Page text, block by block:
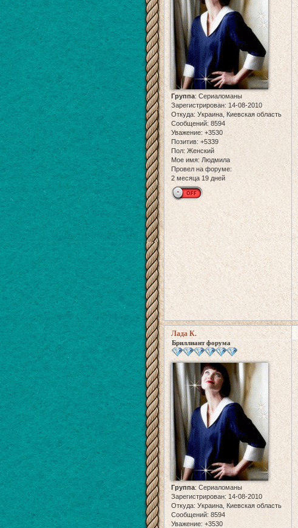
Группа: Сериаломаны
Зарегистрирован: 14-08-2010
Откуда: Украина, Киевская область
Сообщений: 8594
Уважение: +3530
Позитив: +5339
Пол: Женский
Мое имя: Людмила
Провел на форуме:
2 месяца 19 дней
Лада К.
Бриллиант форума
Группа: Сериаломаны
Зарегистрирован: 14-08-2010
Откуда: Украина, Киевская область
Сообщений: 8594
Уважение: +3530